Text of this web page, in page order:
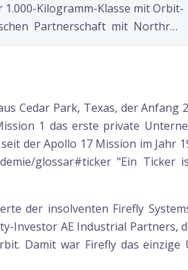
Kilogramm-Klasse mit Orbit-
Partnerschaft mit Northrop
Cedar Park, Texas, der Anfang
1 das erste private
der Apollo 17 Mission im Jahr
glossar#ticker "Ein Ticker
der insolventen Firefly
Investor AE Industrial Partners,
Damit war Firefly das einzige